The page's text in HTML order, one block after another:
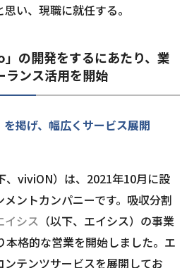
い、現職に就任する。
の開発をするにあたり、業
ランス活用を開始
を掲げ、幅広くサービス展開
、viviON）は、2021年10月に設
ントカンパニーです。吸収分割
イシス （以下、エイシス）の事業
本格的な営業を開始しました。エ
テンツサービスを展開してお